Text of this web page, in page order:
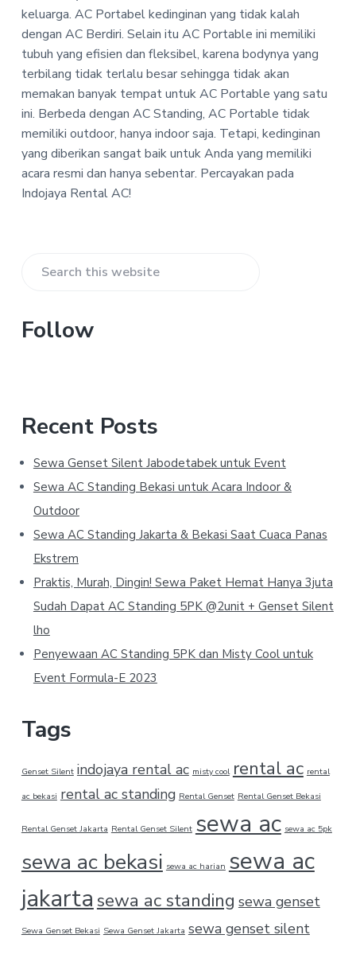
P
T
-
I
n
d
o
j
a
y
a
R
e
n
keluarga. AC Portabel kedinginan yang tidak kalah
dengan AC Berdiri. Selain itu AC Portable ini memiliki
tubuh yang efisien dan fleksibel, karena bodynya yang
terbilang tidak terlalu besar sehingga tidak akan
memakan banyak tempat untuk AC Portable yang satu
ini. Berbeda dengan AC Standing, AC Portable tidak
memiliki outdoor, hanya indoor saja. Tetapi, kedinginan
yang diberikan sangat baik untuk Anda yang memiliki
acara resmi dan hanya sebentar. Percayakan pada
Indojaya Rental AC!
Primary
Search
website
Follow
Recent Posts
Sewa Genset Silent Jabodetabek untuk Event
Sewa AC Standing Bekasi untuk Acara Indoor &
Outdoor
Sewa AC Standing Jakarta & Bekasi Saat Cuaca Panas
Ekstrem
Praktis, Murah, Dingin! Sewa Paket Hemat Hanya 3juta
Sudah Dapat AC Standing 5PK @2unit + Genset Silent
lho
Penyewaan AC Standing 5PK dan Misty Cool untuk
Event Formula-E 2023
Tags
Genset Silent indojaya rental ac misty cool rental ac rental
ac bekasi rental ac standing Rental Genset Rental Genset Bekasi
Rental Genset Jakarta Rental Genset Silent sewa ac sewa ac 5pk
sewa ac bekasi sewa ac harian sewa ac
jakartasewa ac standing sewa genset
Sewa Genset Bekasi Sewa Genset Jakarta sewa genset silent